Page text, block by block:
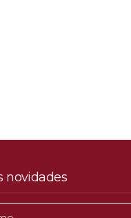
novidades